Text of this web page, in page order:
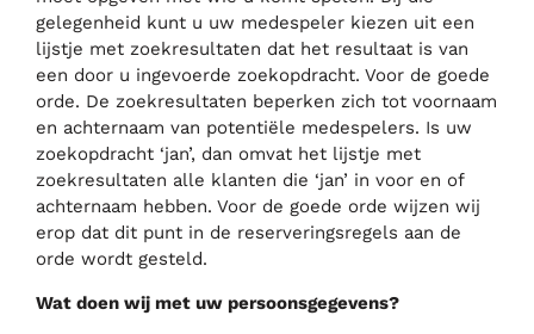
gelegenheid kunt u uw medespeler kiezen uit een
lijstje met zoekresultaten dat het resultaat is van
een door u ingevoerde zoekopdracht. Voor de goede
orde. De zoekresultaten beperken zich tot voornaam
en achternaam van potentiële medespelers. Is uw
zoekopdracht ‘jan’, dan omvat het lijstje met
zoekresultaten alle klanten die ‘jan’ in voor en of
achternaam hebben. Voor de goede orde wijzen wij
erop dat dit punt in de reserveringsregels aan de
orde wordt gesteld.
Wat doen wij met uw persoonsgegevens?